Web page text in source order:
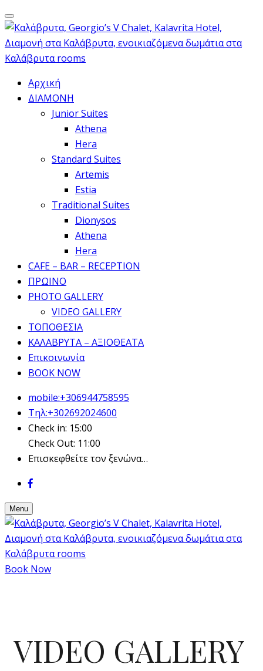
Αρχική
ΔΙΑΜΟΝΗ
Junior Suites
Athena
Hera
Standard Suites
Artemis
Estia
Traditional Suites
Dionysos
Athena
Hera
CAFE – BAR – RECEPTION
ΠΡΩΙΝΟ
PHOTO GALLERY
VIDEO GALLERY
ΤΟΠΟΘΕΣΙΑ
ΚΑΛΑΒΡΥΤΑ – ΑΞΙΟΘΕΑΤΑ
Επικοινωνία
BOOK NOW
mobile:+306944758595
Τηλ:+302692024600
Check in: 15:00
Check Out: 11:00
Επισκεφθείτε τον ξενώνα…
Menu
Book Now
VIDEO GALLERY